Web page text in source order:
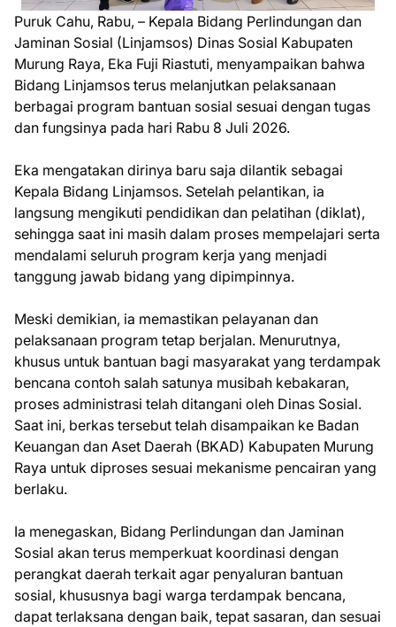
Puruk Cahu, Rabu, – Kepala Bidang Perlindungan dan
Jaminan Sosial (Linjamsos) Dinas Sosial Kabupaten
Murung Raya, Eka Fuji Riastuti, menyampaikan bahwa
Bidang Linjamsos terus melanjutkan pelaksanaan
berbagai program bantuan sosial sesuai dengan tugas
dan fungsinya pada hari Rabu 8 Juli 2026.
Eka mengatakan dirinya baru saja dilantik sebagai
Kepala Bidang Linjamsos. Setelah pelantikan, ia
langsung mengikuti pendidikan dan pelatihan (diklat),
sehingga saat ini masih dalam proses mempelajari serta
mendalami seluruh program kerja yang menjadi
tanggung jawab bidang yang dipimpinnya.
Meski demikian, ia memastikan pelayanan dan
pelaksanaan program tetap berjalan. Menurutnya,
khusus untuk bantuan bagi masyarakat yang terdampak
bencana contoh salah satunya musibah kebakaran,
proses administrasi telah ditangani oleh Dinas Sosial.
Saat ini, berkas tersebut telah disampaikan ke Badan
Keuangan dan Aset Daerah (BKAD) Kabupaten Murung
Raya untuk diproses sesuai mekanisme pencairan yang
berlaku.
Ia menegaskan, Bidang Perlindungan dan Jaminan
Sosial akan terus memperkuat koordinasi dengan
perangkat daerah terkait agar penyaluran bantuan
sosial, khususnya bagi warga terdampak bencana,
dapat terlaksana dengan baik, tepat sasaran, dan sesuai